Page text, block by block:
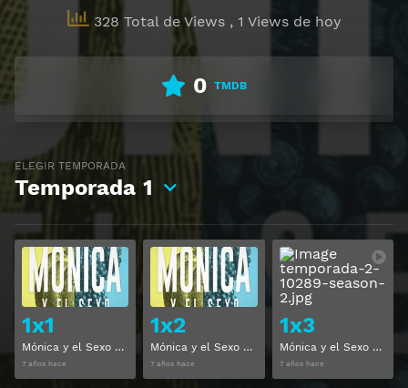
328 Total de Views , 1 Views de hoy
0 TMDB
ELEGIR TEMPORADA
Temporada 1
1x1
Mónica y el Sexo Temporada 1 Capitulo 1
7 años hace
Ver
1x2
Mónica y el Sexo Temporada 1 Capitulo 2
7 años hace
Ver
1x3
Mónica y el Sexo Temporada 1 Capitulo 3
7 años hace